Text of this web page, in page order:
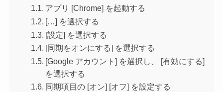
アプリ [Chrome] を起動する
[…] を選択する
[設定] を選択する
[同期をオンにする] を選択する
[Google アカウント] を選択し、 [有効にする]
を選択する
同期項目の [オン] [オフ] を設定する